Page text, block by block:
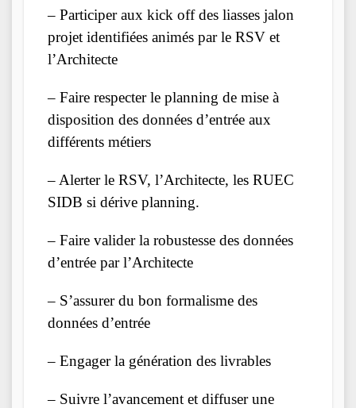
– Participer aux kick off des liasses jalon
projet identifiées animés par le RSV et
l’Architecte
– Faire respecter le planning de mise à
disposition des données d’entrée aux
différents métiers
– Alerter le RSV, l’Architecte, les RUEC
SIDB si dérive planning.
– Faire valider la robustesse des données
d’entrée par l’Architecte
– S’assurer du bon formalisme des
données d’entrée
– Engager la génération des livrables
– Suivre l’avancement et diffuser une